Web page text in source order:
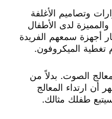
وتصاميم الأغلفة
لدى الأطفال
أجهزة سمعهم الفريدة
الميكروفون.
الصوت. بدلاً من
أن ارتداء المعالج
طفلك مثالك.